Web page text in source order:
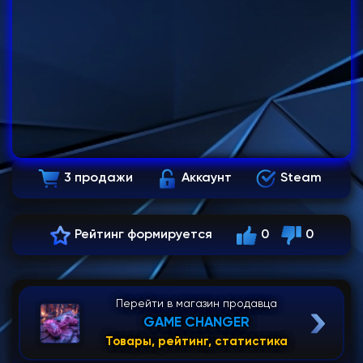
3 продажи Аккаунт Steam
Рейтинг формируется 0 0
Перейти в магазин продавца
GAME CHANGER
Товары, рейтинг, статистика